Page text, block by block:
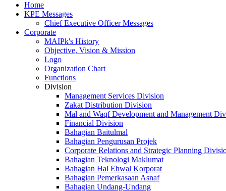
Home
KPE Messages
Chief Executive Officer Messages
Corporate
MAIPk's History
Objective, Vision & Mission
Logo
Organization Chart
Functions
Division
Management Services Division
Zakat Distribution Division
Mal and Waqf Development and Management
Financial Division
Bahagian Baitulmal
Bahagian Pengurusan Projek
Corporate Relations and Strategic Planning
Bahagian Teknologi Maklumat
Bahagian Hal Ehwal Korporat
Bahagian Pemerkasaan Asnaf
Bahagian Undang-Undang